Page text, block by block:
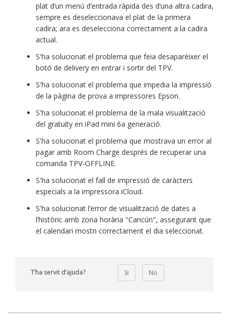
plat d’un menú d’entrada ràpida des d’una altra cadira,
sempre es deseleccionava el plat de la primera
cadira; ara es deselecciona correctament a la cadira
actual.
S'ha solucionat el problema que feia desaparèixer el
botó de delivery en entrar i sortir del TPV.
S'ha solucionat el problema que impedia la impressió
de la pàgina de prova a impressores Epson.
S'ha solucionat el problema de la mala visualització
del gratuity en iPad mini 6a generació.
S'ha solucionat el problema que mostrava un error al
pagar amb Room Charge després de recuperar una
comanda TPV-OFFLINE.
S'ha solucionat el fall de impressió de caràcters
especials a la impressora iCloud.
S'ha solucionat l’error de visualització de dates a
l’històric amb zona horària "Cancún", assegurant que
el calendari mostri correctament el dia seleccionat.
T’ha servit d’ajuda? Si No